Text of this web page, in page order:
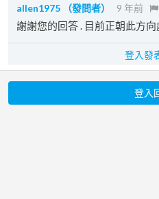
allen1975
（發問者） 9 年前
謝謝您的回答 . 目前正朝此方向
登入發
登入